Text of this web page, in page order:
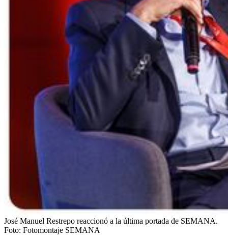
José Manuel Restrepo reaccionó a la última portada de SEMANA.
Foto: Fotomontaje SEMANA